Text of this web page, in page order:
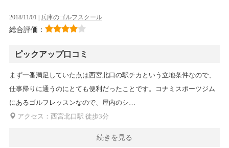
2018/11/01 | 兵庫のゴルフスクール
総合評価：
ピックアップ口コミ
まず一番満足していた点は西宮北口の駅チカという立地条件なので、
仕事帰りに通うのにとても便利だったことです。コナミスポーツジム
にあるゴルフレッスンなので、屋内のシ…
アクセス：西宮北口駅 徒步3分
続きを見る